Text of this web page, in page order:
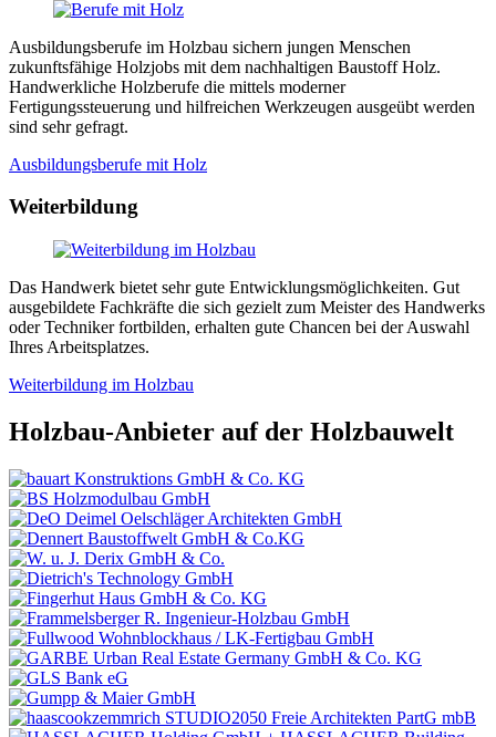
Ausbildungsberufe im Holzbau sichern jungen Menschen
zukunftsfähige Holzjobs mit dem nachhaltigen Baustoff Holz.
Handwerkliche Holzberufe die mittels moderner
Fertigungssteuerung und hilfreichen Werkzeugen ausgeübt werden
sind sehr gefragt.
Ausbildungsberufe mit Holz
Weiterbildung
Das Handwerk bietet sehr gute Entwicklungsmöglichkeiten. Gut
ausgebildete Fachkräfte die sich gezielt zum Meister des Handwerks
oder Techniker fortbilden, erhalten gute Chancen bei der Auswahl
Ihres Arbeitsplatzes.
Weiterbildung im Holzbau
Holzbau-Anbieter auf der Holzbauwelt